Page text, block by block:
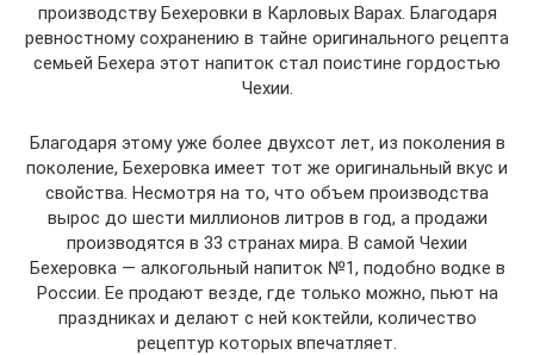
производству Бехеровки в Карловых Варах. Благодаря
ревностному сохранению в тайне оригинального рецепта
семьей Бехера этот напиток стал поистине гордостью
Чехии.
Благодаря этому уже более двухсот лет, из поколения в
поколение, Бехеровка имеет тот же оригинальный вкус и
свойства. Несмотря на то, что объем производства
вырос до шести миллионов литров в год, а продажи
производятся в 33 странах мира. В самой Чехии
Бехеровка — алкогольный напиток №1, подобно водке в
России. Ее продают везде, где только можно, пьют на
праздниках и делают с ней коктейли, количество
рецептур которых впечатляет.